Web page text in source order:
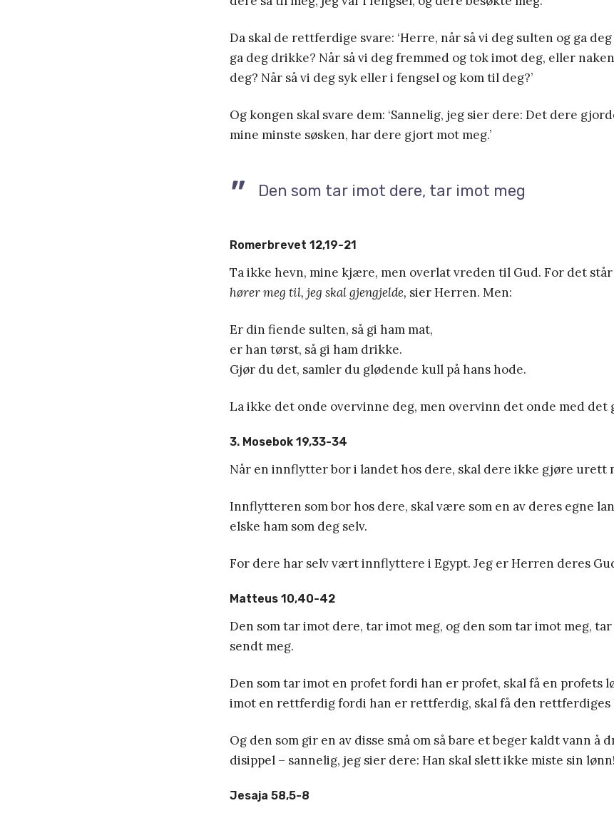
Da skal de rettferdige svare: ‘Herre, når så vi deg sulten og ga
ga deg drikke? Når så vi deg fremmed og tok imot deg, eller
deg? Når så vi deg syk eller i fengsel og kom til deg?’
Og kongen skal svare dem: ‘Sannelig, jeg sier dere: Det dere
mine minste søsken, har dere gjort mot meg.’
Den som tar imot dere, tar imot meg
Romerbrevet 12,19-21
Ta ikke hevn, mine kjære, men overlat vreden til Gud. For det
hører meg til, jeg skal gjengjelde, sier Herren. Men:
Er din fiende sulten, så gi ham mat,
er han tørst, så gi ham drikke.
Gjør du det, samler du glødende kull på hans hode.
La ikke det onde overvinne deg, men overvinn det onde med det
3. Mosebok 19,33-34
Når en innflytter bor i landet hos dere, skal dere ikke gjøre urett
Innflytteren som bor hos dere, skal være som en av deres egne
elske ham som deg selv.
For dere har selv vært innflyttere i Egypt. Jeg er Herren deres
Matteus 10,40-42
Den som tar imot dere, tar imot meg, og den som tar imot meg,
sendt meg.
Den som tar imot en profet fordi han er profet, skal få en profets
imot en rettferdig fordi han er rettferdig, skal få den rettferdiges
Og den som gir en av disse små om så bare et beger kaldt vann å
disippel – sannelig, jeg sier dere: Han skal slett ikke miste sin
Jesaja 58,5-8